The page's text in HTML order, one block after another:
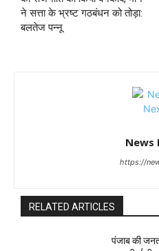
ने सत्ता के भ्रष्ट गठबंधन को तोड़ा:
बलतेज पन्नू
News
https://
RELATED ARTICLES
पंजाब की